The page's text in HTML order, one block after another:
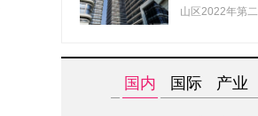
租 房源均
山区2022年第
国内 国际 产业